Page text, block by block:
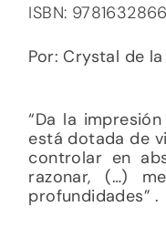
ISBN:
Por: Crystal de la
“Da la
está dotada de
controlar en
razonar, (…)
profundidades” .